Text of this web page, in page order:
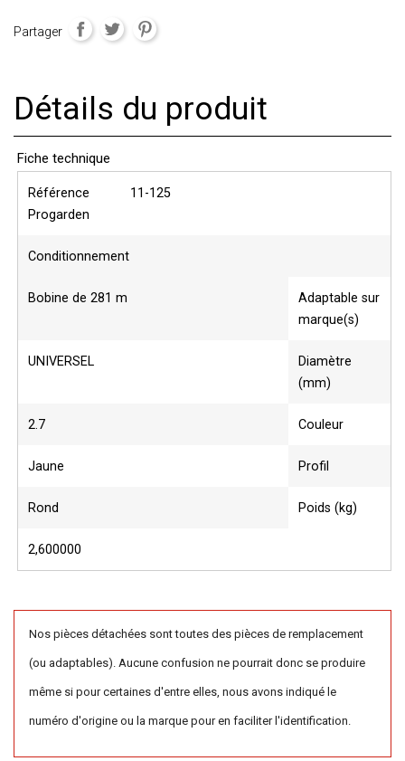
Partager
Détails du produit
Fiche technique
Référence
Progarden
11-125
Conditionnement
Bobine de 281 m
Adaptable sur
marque(s)
UNIVERSEL
Diamètre
(mm)
2.7 Couleur
Jaune Profil
Rond Poids (kg)
2,600000
Nos pièces détachées sont toutes des pièces de remplacement
(ou adaptables). Aucune confusion ne pourrait donc se produire
même si pour certaines d'entre elles, nous avons indiqué le
numéro d'origine ou la marque pour en faciliter l'identification.